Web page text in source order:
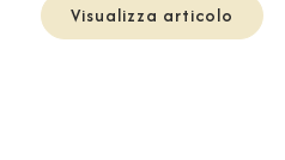
Visualizza articolo